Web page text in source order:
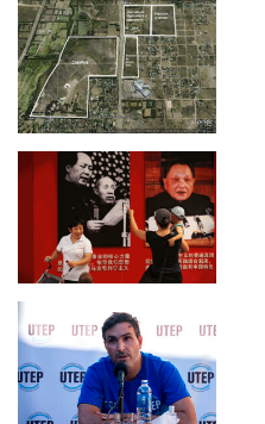
Imagen
Imagen